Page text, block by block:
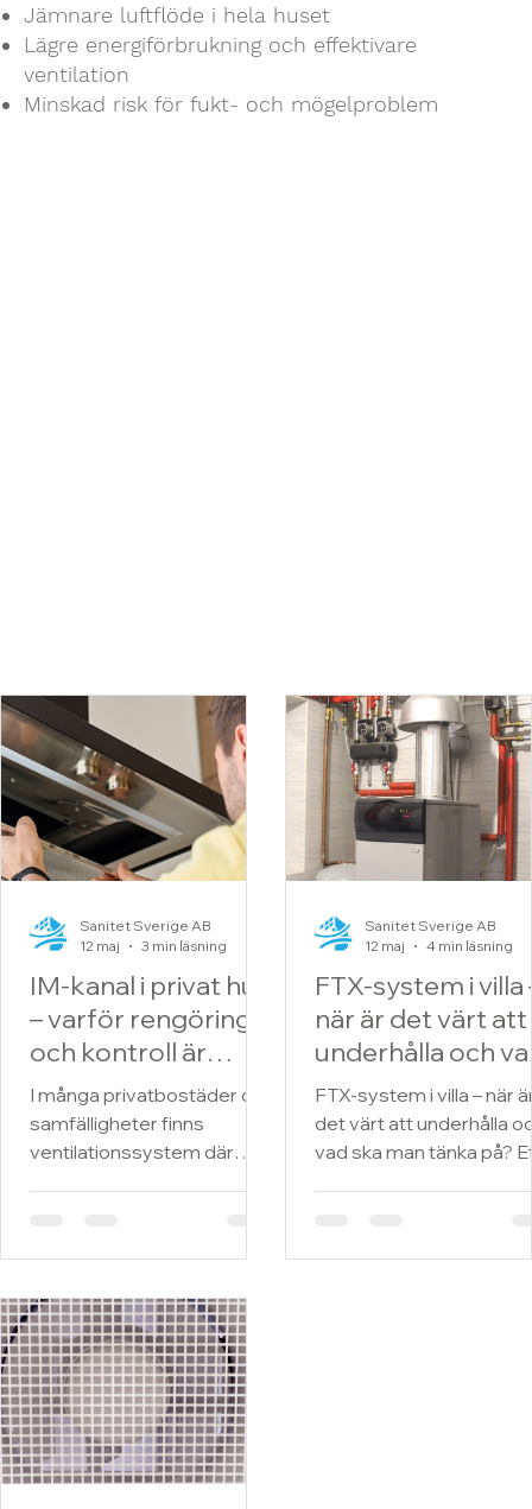
Jämnare luftflöde i hela huset
Lägre energiförbrukning och effektivare
ventilation
Minskad risk för fukt- och mögelproblem
IM-kanal i privat hus
– varför rengöring
och kontroll är
viktigt för
ventilationen
I många privatbostäder och
samfälligheter finns
ventilationssystem där
Sanitet Sverige AB
12 maj
3 min läsning
FTX-system i villa
när är det värt att
underhålla och
ska man tänka
FTX-system i villa – när
det värt att underhålla
vad ska man tänka på? Ett
fastigheter där man vill
Sanitet Sverige AB
12 maj
4 min läsning